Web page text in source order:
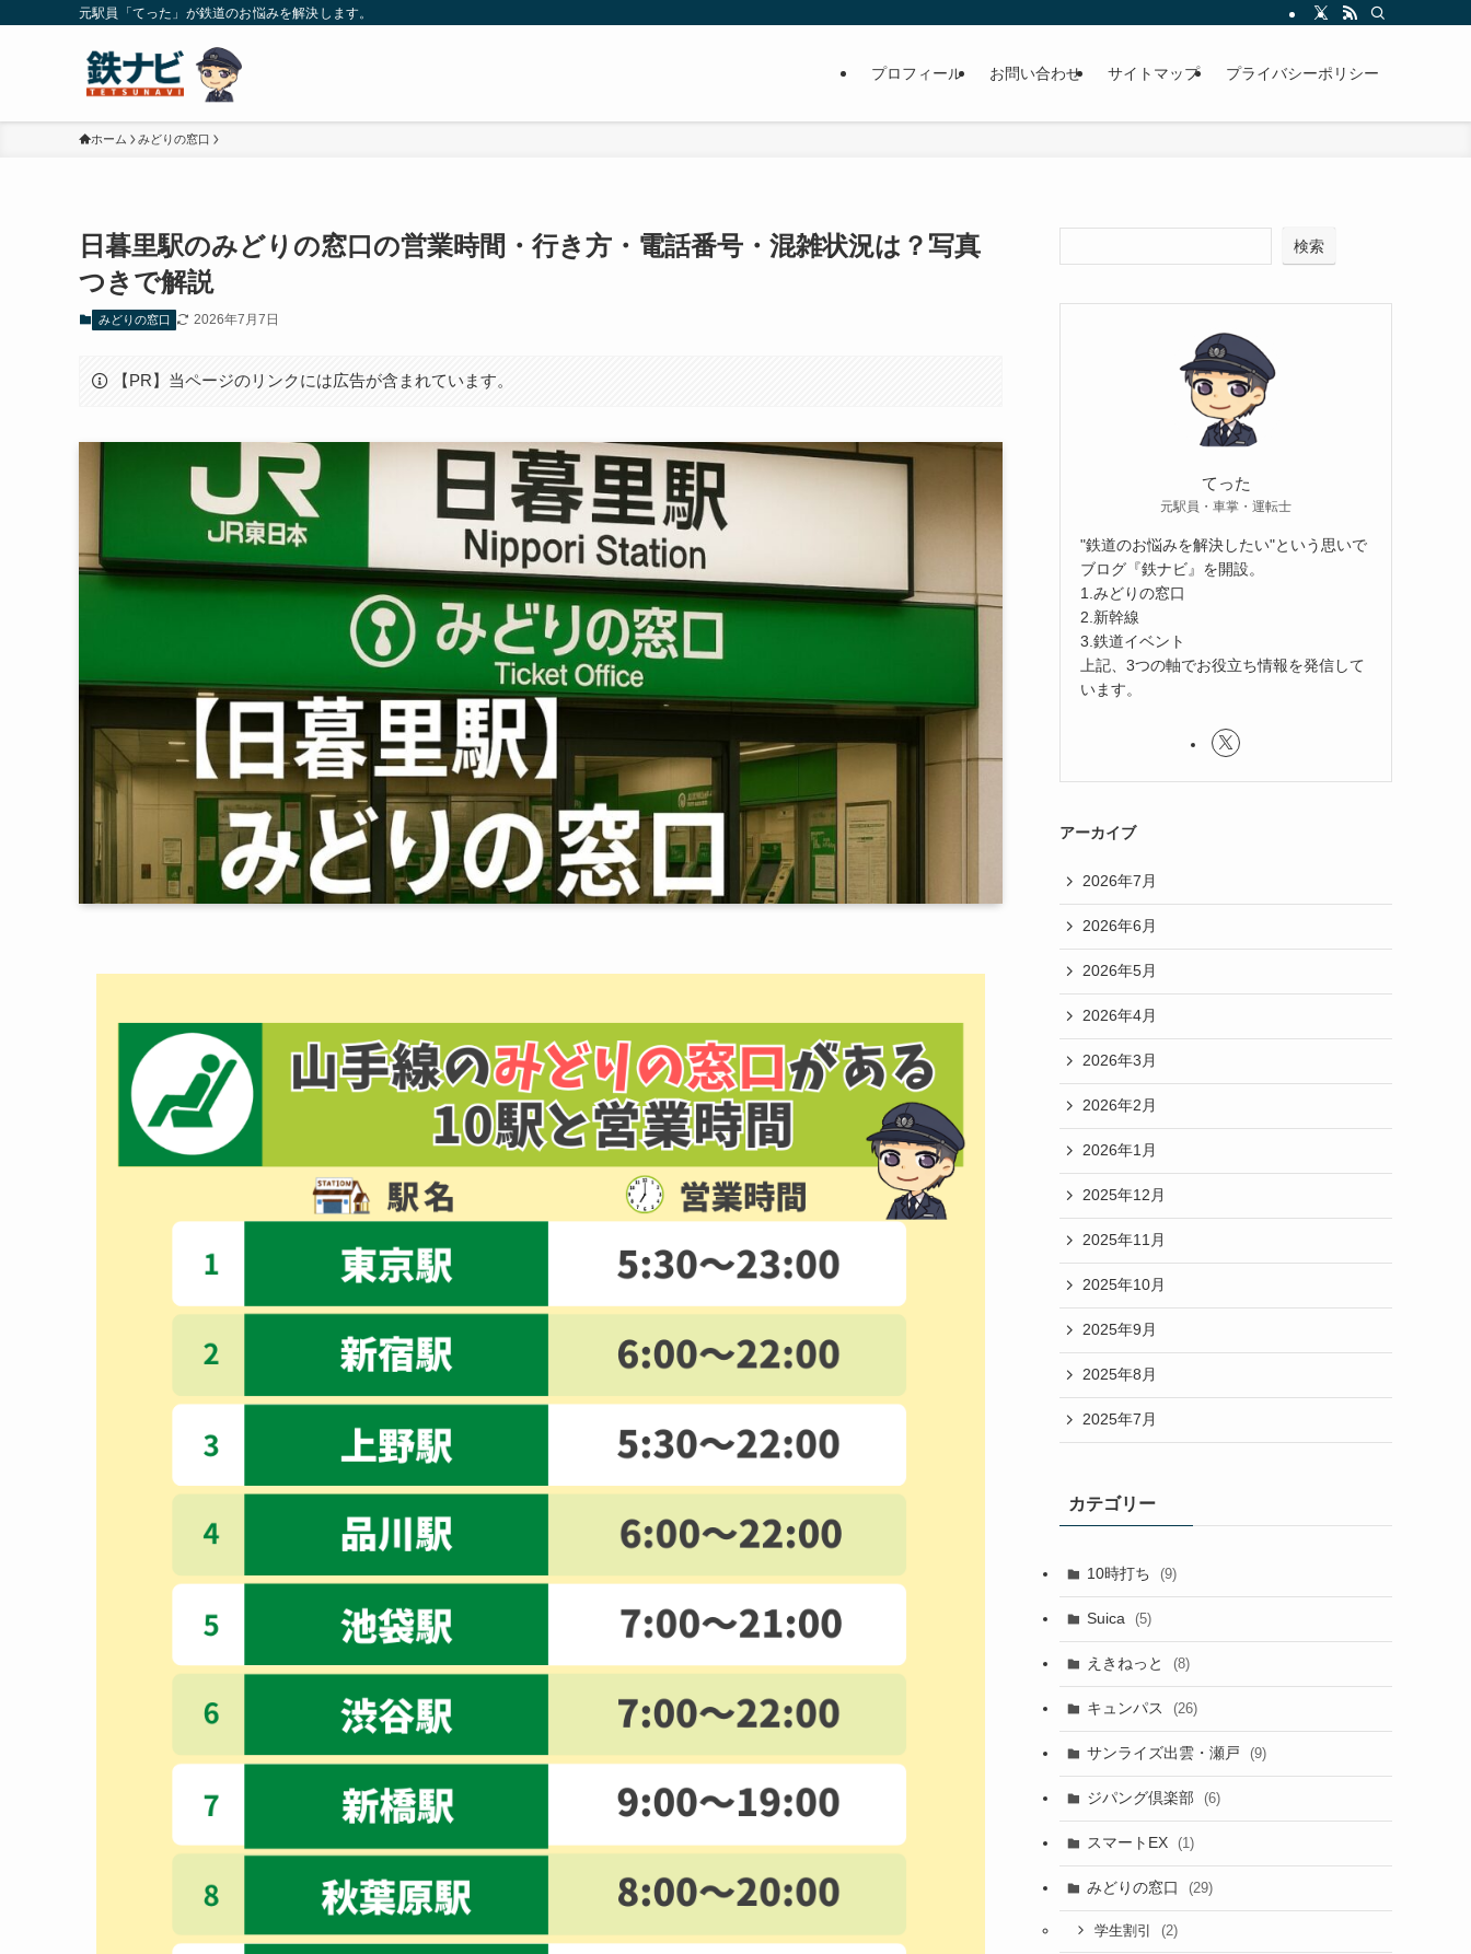
元駅員「てった」が鉄道のお悩みを解決します。
プロフィール お問い合わせ サイトマップ プライバシーポリシー
ホーム みどりの窓口
日暮里駅のみどりの窓口の営業時間・行き方・電話番号・混雑状況は？写真
つきで解説
みどりの窓口 2026年7月7日
【PR】当ページのリンクには広告が含まれています。
検索
てった
元駅員・車掌・運転士
"鉄道のお悩みを解決したい"という思いで
ブログ『鉄ナビ』を開設。
1.みどりの窓口
2.新幹線
3.鉄道イベント
上記、3つの軸でお役立ち情報を発信して
います。
アーカイブ
2026年7月
2026年6月
2026年5月
2026年4月
2026年3月
2026年2月
2026年1月
2025年12月
2025年11月
2025年10月
2025年9月
2025年8月
2025年7月
カテゴリー
10時打ち (9)
Suica (5)
えきねっと (8)
キュンパス (26)
サンライズ出雲・瀬戸 (9)
ジパング倶楽部 (6)
スマートEX (1)
みどりの窓口 (29)
学生割引 (2)